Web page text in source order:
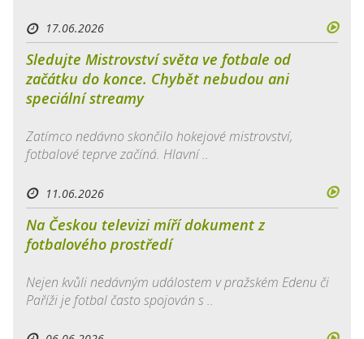
17.06.2026
Sledujte Mistrovství světa ve fotbale od
začátku do konce. Chybět nebudou ani
speciální streamy
Zatímco nedávno skončilo hokejové mistrovství,
fotbalové teprve začíná. Hlavní ..
11.06.2026
Na Českou televizi míří dokument z
fotbalového prostředí
Nejen kvůli nedávným událostem v pražském Edenu či
Paříži je fotbal často spojován s ..